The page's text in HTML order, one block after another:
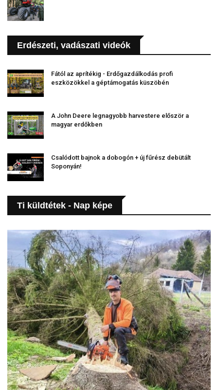
Erdészeti, vadászati videók
Fától az aprítékig - Erdőgazdálkodás profi
eszközökkel a géptámogatás küszöbén
A John Deere legnagyobb harvestere először a
magyar erdőkben
Csalódott bajnok a dobogón + új fűrész debütált
Soponyán!
Ti küldtétek - Nap képe